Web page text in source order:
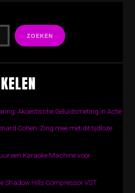
ZOEKEN
Akoestische Geluidsmeting in Actie
Cohen: Zing mee met dit tijdloze
een Karaoke Machine voor
Shadow Hills Compressor VST